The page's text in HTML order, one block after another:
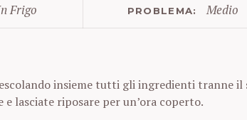
Frigo PROBLEMA: Medio
insieme tutti gli ingredienti tranne il
e lasciate riposare per un’ora coperto.